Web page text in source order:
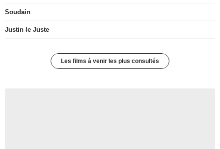
Soudain
Justin le Juste
Les films à venir les plus consultés